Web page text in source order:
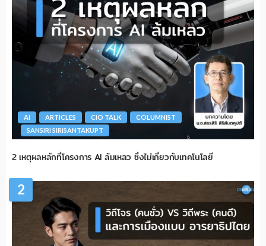
AI ARTICLES CIO TALK
COLUMNIST
SANSIRI SIRISANTAKUPT
2 เหตุผลหลักที่โครงการ AI ล้มเหลว ซึ่งไม่เกี่ยวกับเทคโนโลยี
2